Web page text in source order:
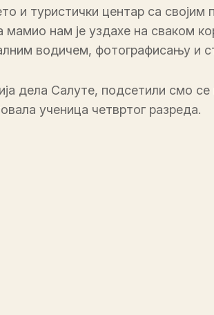
и туристички центар са својим
нам је уздахе на сваком
водичем, фотографисању и
дела Салуте, подсетили смо
ученица четвртог разреда.